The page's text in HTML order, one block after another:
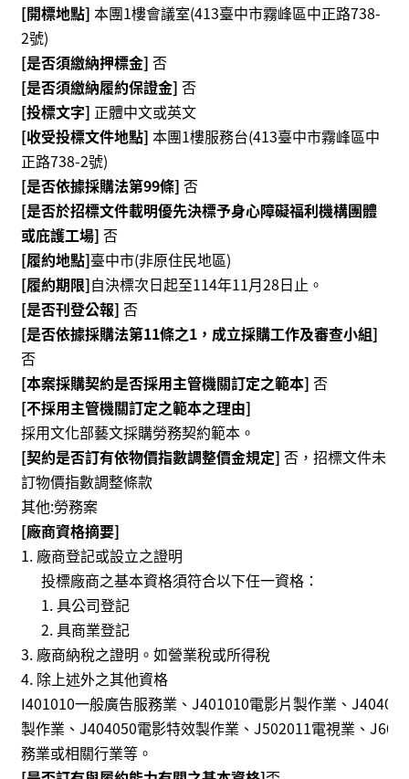
常
見
問
答
意
見
反
應
信
箱
網
站
導
覽
E
n
g
s
h
[開標地點] 本團1樓會議室(413臺中市霧峰區中正路738-
2號)
[是否須繳納押標金] 否
[是否須繳納履約保證金] 否
[投標文字] 正體中文或英文
[收受投標文件地點] 本團1樓服務台(413臺中市霧峰區中
正路738-2號)
[是否依據採購法第99條] 否
[是否於招標文件載明優先決標予身心障礙福利機構團體
或庇護工場] 否
[履約地點]臺中市(非原住民地區)
[履約期限]自決標次日起至114年11月28日止。
[是否刊登公報] 否
[是否依據採購法第11條之1，成立採購工作及審查小組]
否
[本案採購契約是否採用主管機關訂定之範本] 否
[不採用主管機關訂定之範本之理由]
採用文化部藝文採購勞務契約範本。
[契約是否訂有依物價指數調整價金規定] 否，招標文件未
訂物價指數調整條款
其他:勞務案
[廠商資格摘要]
廠商登記或設立之證明
投標廠商之基本資格須符合以下任一資格：
具公司登記
具商業登記
廠商納稅之證明。如營業稅或所得稅
除上述外之其他資格
I401010一般廣告服務業、J401010電影片製作業、
製作業、J404050電影特效製作業、J502011電視業、
務業或相關行業等。